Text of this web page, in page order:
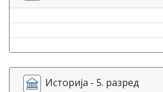
Историја - 5. разред